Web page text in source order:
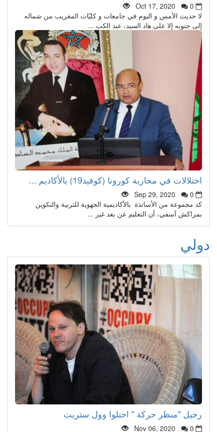
Oct 17, 2020
0
لا حديث الأمس و اليوم في جامعات و كليّات المغريب من شماله
إلى جنوبه إلا على هاد السيد، عبد الكب ...
اختلالات في محاربة كورونا (كوفيد19) بالأكاديم ...
Sep 29, 2020
0
كد مجموعة من الأساتذة بالأكاديمية الجهوية للتربية والتكوين
بمراكش آسفي، أن التعليم عن بعد غير ...
دولي
رحيل "منظر حركة " احتلوا وول ستريت
Nov 06, 2020 0